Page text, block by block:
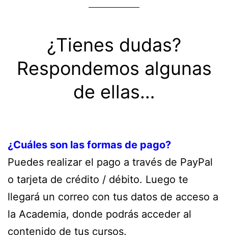
¿Tienes dudas?
Respondemos algunas
de ellas…
¿Cuáles son las formas de pago?
Puedes realizar el pago a través de PayPal
o tarjeta de crédito / débito. Luego te
llegará un correo con tus datos de acceso a
la Academia, donde podrás acceder al
contenido de tus cursos.